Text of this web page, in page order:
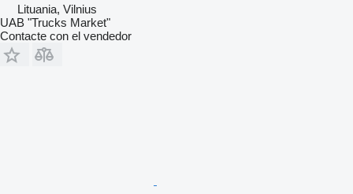
Lituania, Vilnius
UAB "Trucks Market"
Contacte con el vendedor